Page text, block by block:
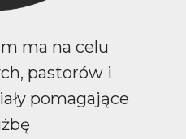
ma na celu
pastorów i
pomagające